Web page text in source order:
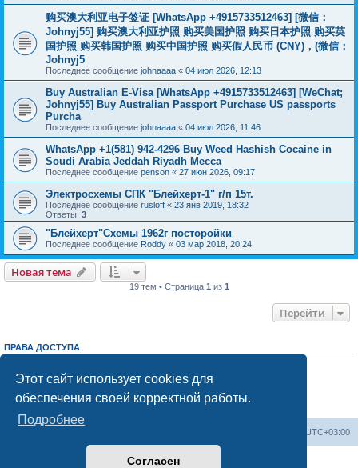
Этот сайт использует cookies для
обеспечения своей корректной работы.
Подробнее
Согласен
购买澳大利亚电子签证 [WhatsApp +4915733512463] [微信：
Johnyj55] 购买澳大利亚护照 购买美国护照 购买日本护照 购买英
国护照 购买韩国护照 购买中国护照 购买假人民币 (CNY)，(微信：
Johnyj5
Последнее сообщение johnaaaa « 04 июл 2026, 12:13
Buy Australian E-Visa [WhatsApp +4915733512463] [WeChat;
Johnyj55] Buy Australian Passport Purchase US passports
Purcha
Последнее сообщение johnaaaa « 04 июл 2026, 11:46
WhatsApp +1(581) 942-4296 Buy Weed Hashish Cocaine in
Soudi Arabia Jeddah Riyadh Mecca
Последнее сообщение penson « 27 июн 2026, 09:17
Электросхемы СПК "Блейхерт-1" г/п 15т.
Последнее сообщение rusloff « 23 янв 2019, 18:32
Ответы: 3
"Блейхерт"Схемы 1962г посторойки
Последнее сообщение Roddy « 03 мар 2018, 20:24
Новая тема
19 тем • Страница 1 из 1
Перейти
ПРАВА ДОСТУПА
Выне можетеотвечать на сообщения
Выне можетередактировать свои сообщения
Выне можетеудалять свои сообщения
добавлять вложения
UTC+03:00
Создано на основеphpBB® Forum Software © phpBB Limited